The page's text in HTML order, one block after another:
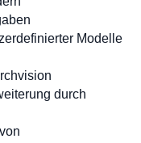
Modelle
durch